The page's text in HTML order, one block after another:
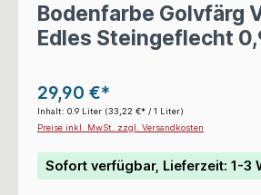
Bodenfarbe Golvfärg
Edles Steingeflecht
29,90 €*
Inhalt: 0.9 Liter (33,22 €* / 1 Liter)
Preise inkl. MwSt. zzgl. Versandkosten
Sofort verfügbar, Lieferzeit: 1-3